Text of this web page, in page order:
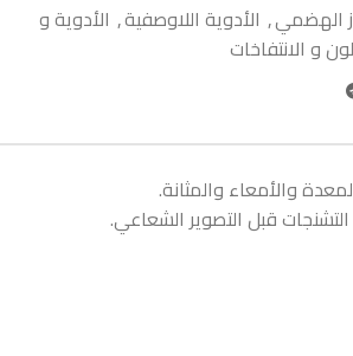
الهضمي, الأدوية اللاوصفية, الأدوية و
و الانتفاخات
والأمعاء والمثانة.
قبل التصوير الشعاعي.